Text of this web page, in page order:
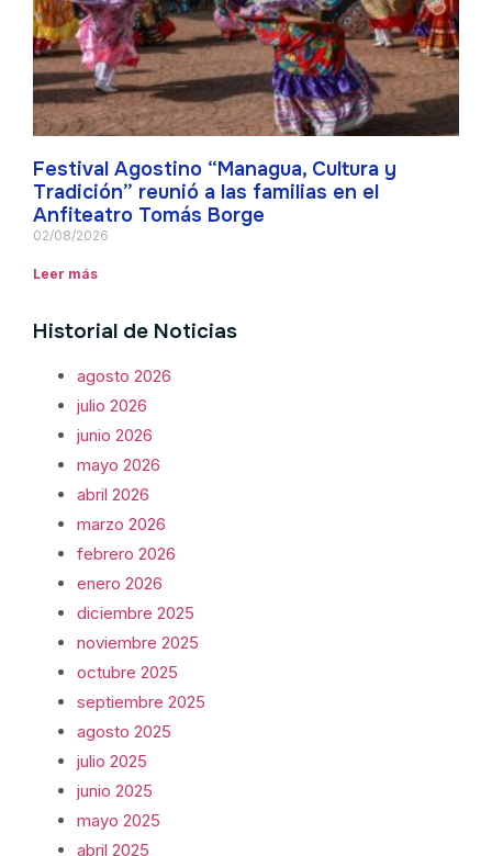
Festival Agostino “Managua, Cultura y
Tradición” reunió a las familias en el
Anfiteatro Tomás Borge
02/08/2026
Leer más
Historial de Noticias
agosto 2026
julio 2026
junio 2026
mayo 2026
abril 2026
marzo 2026
febrero 2026
enero 2026
diciembre 2025
noviembre 2025
octubre 2025
septiembre 2025
agosto 2025
julio 2025
junio 2025
mayo 2025
abril 2025